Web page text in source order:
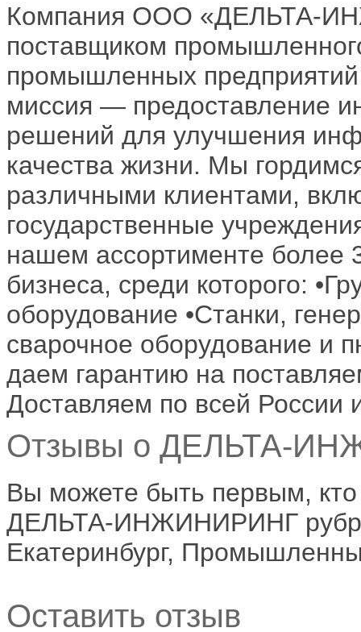
Компания ООО «ДЕЛЬТА-
поставщиком
промышленных
миссия — предоставление
решений для улучшения
качества жизни. Мы
различными клиентами,
государственные
нашем ассортименте более
бизнеса, среди которого:
оборудование •Станки,
сварочное оборудование и
даем гарантию на
Доставляем по всей России
Отзывы о ДЕЛЬТА-
Вы можете быть первым,
ДЕЛЬТА-ИНЖИНИРИНГ
Екатеринбург,
Оставить отзыв